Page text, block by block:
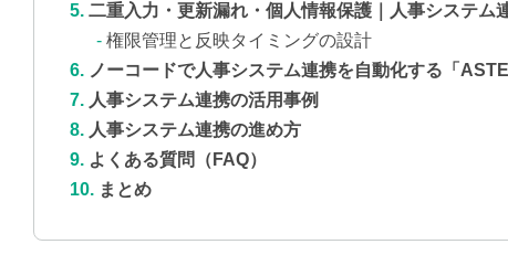
二重入力・更新漏れ・個人情報保護｜人事システム
権限管理と反映タイミングの設計
ノーコードで人事システム連携を自動化する「
人事システム連携の活用事例
人事システム連携の進め方
よくある質問（FAQ）
まとめ